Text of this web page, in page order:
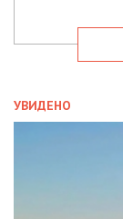
УВИДЕНО